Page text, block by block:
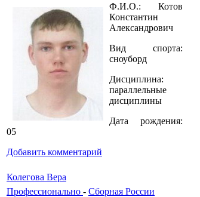
Ф.И.О.: Котов
Константин
Александрович
Вид спорта:
сноуборд
Дисциплина:
параллельные
дисциплины
Дата рождения:
05
Добавить комментарий
Колегова Вера
Профессионально - Сборная России